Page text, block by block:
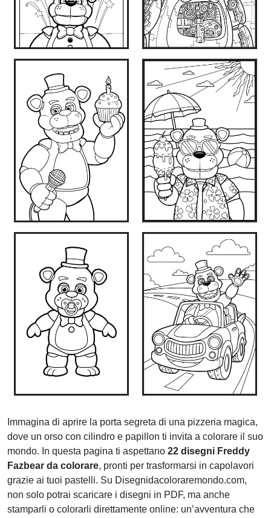
Immagina di aprire la porta segreta di una pizzeria magica,
dove un orso con cilindro e papillon ti invita a colorare il suo
mondo. In questa pagina ti aspettano 22 disegni Freddy
Fazbear da colorare, pronti per trasformarsi in capolavori
grazie ai tuoi pastelli. Su Disegnidacoloraremondo.com,
non solo potrai scaricare i disegni in PDF, ma anche
stamparli o colorarli direttamente online: un’avventura che